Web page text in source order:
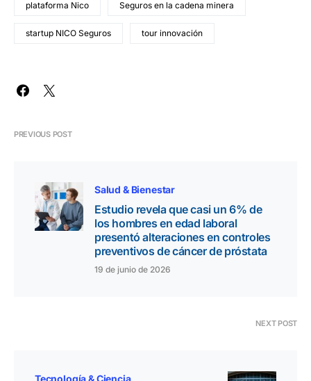
plataforma Nico Seguros en la cadena minera
startup NICO Seguros tour innovación
PREVIOUS POST
Salud & Bienestar
Estudio revela que casi un 6% de
los hombres en edad laboral
presentó alteraciones en controles
preventivos de cáncer de próstata
19 de junio de 2026
NEXT POST
Tecnología & Ciencia